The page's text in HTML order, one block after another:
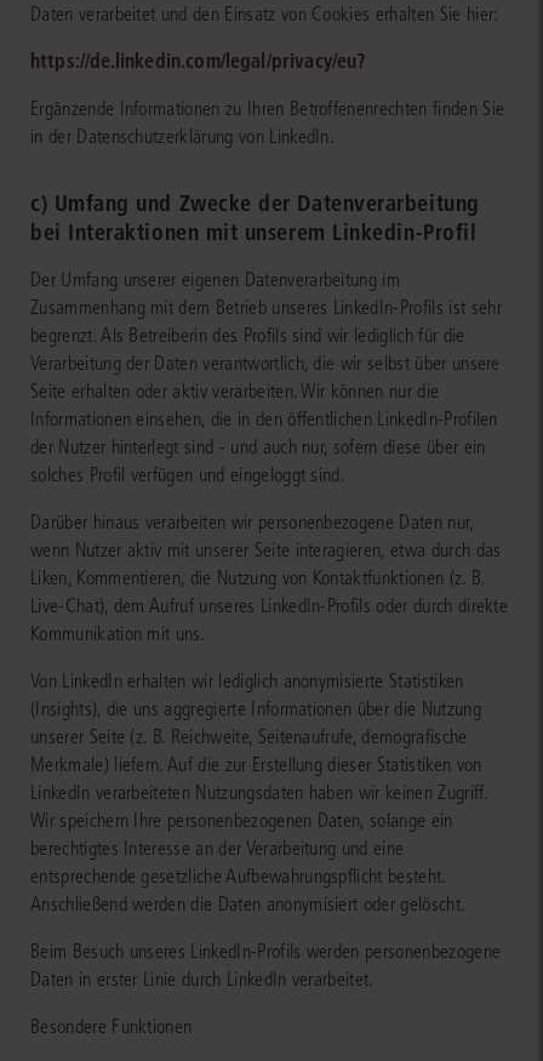
Daten verarbeitet und den Einsatz von Cookies erhalten Sie hier:
https://de.linkedin.com/legal/privacy/eu?
Ergänzende Informationen zu Ihren Betroffenenrechten finden Sie
in der Datenschutzerklärung von LinkedIn.
c) Umfang und Zwecke der Datenverarbeitung
bei Interaktionen mit unserem Linkedin-Profil
Der Umfang unserer eigenen Datenverarbeitung im
Zusammenhang mit dem Betrieb unseres LinkedIn-Profils ist sehr
begrenzt. Als Betreiberin des Profils sind wir lediglich für die
Verarbeitung der Daten verantwortlich, die wir selbst über unsere
Seite erhalten oder aktiv verarbeiten. Wir können nur die
Informationen einsehen, die in den öffentlichen LinkedIn-Profilen
der Nutzer hinterlegt sind - und auch nur, sofern diese über ein
solches Profil verfügen und eingeloggt sind.
Darüber hinaus verarbeiten wir personenbezogene Daten nur,
wenn Nutzer aktiv mit unserer Seite interagieren, etwa durch das
Liken, Kommentieren, die Nutzung von Kontaktfunktionen (z. B.
Live-Chat), dem Aufruf unseres LinkedIn-Profils oder durch direkte
Kommunikation mit uns.
Von LinkedIn erhalten wir lediglich anonymisierte Statistiken
(Insights), die uns aggregierte Informationen über die Nutzung
unserer Seite (z. B. Reichweite, Seitenaufrufe, demografische
Merkmale) liefern. Auf die zur Erstellung dieser Statistiken von
LinkedIn verarbeiteten Nutzungsdaten haben wir keinen Zugriff.
Wir speichern Ihre personenbezogenen Daten, solange ein
berechtigtes Interesse an der Verarbeitung und eine
entsprechende gesetzliche Aufbewahrungspflicht besteht.
Anschließend werden die Daten anonymisiert oder gelöscht.
Beim Besuch unseres LinkedIn-Profils werden personenbezogene
Daten in erster Linie durch LinkedIn verarbeitet.
Besondere Funktionen